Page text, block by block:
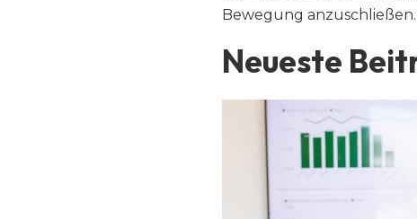
Bewegung
Neueste